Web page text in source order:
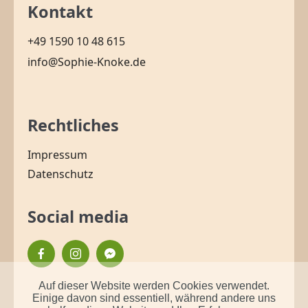
Kontakt
+49 1590 10 48 615
info@Sophie-Knoke.de
Rechtliches
Impressum
Datenschutz
Social media
Auf dieser Website werden Cookies verwendet.
Einige davon sind essentiell, während andere uns